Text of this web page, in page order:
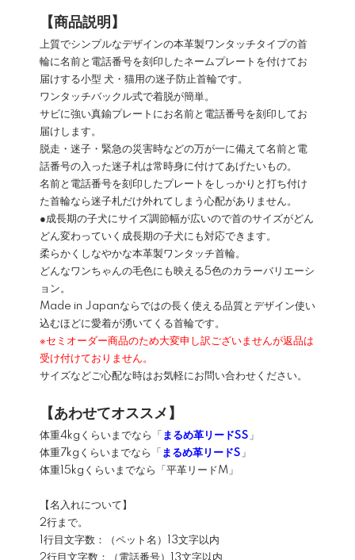
【商品説明】
上質でシンプルなデザインの本革製ワンタッチタイプの首
輪に名前と電話番号を刻印したネームプレートを付けてお
届けする小型 犬・猫用の迷子防止首輪です。
ワンタッチバックル式で着脱が簡単。
サビに強い真鍮プレートにお名前と電話番号を刻印してお
届けします。
脱走・迷子・緊急の災害時などの万が一に備えて名前と電
話番号の入った迷子札は常時身に付けてあげたいもの。
名前と電話番号を刻印したプレートをしっかりと打ち付け
た首輪なら迷子札だけ外れてしまう心配がありません。
●成長期の子犬にサイズ調節幅が広いので首のサイズがどん
どん変わっていく成長期の子犬にも対応できます。
柔らかくしなやかな本革製ワンタッチ首輪。
どんなワンちゃんの毛色にも映える5色のカラーバリエーシ
ョン。
Made in Japanならではの長く使える品質とデザイン使い
込むほどに愛着が湧いてくる首輪です。
※セミオーダー商品のため大変申し訳ございませんが返品は
受け付けておりません。
サイズなどご心配な時はお気軽にお問い合わせください。
【あわせてオススメ】
体重4kgくらいまでなら「 まるめ革リードSS 」
体重7kgくらいまでなら「 まるめ革リードS 」
体重15kgくらいまでなら「平革リードM」
【名入れについて】
2行まで。
1行目文字数：（ペット名）13文字以内
2行目文字数：（電話番号）13文字以内